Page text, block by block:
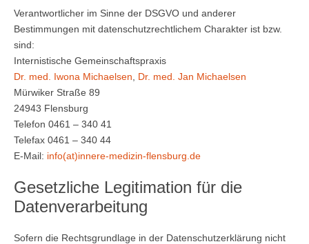
Verantwortlicher im Sinne der DSGVO und anderer
Bestimmungen mit datenschutzrechtlichem Charakter ist bzw.
sind:
Internistische Gemeinschaftspraxis
Dr. med. Iwona Michaelsen
Dr. med. Jan Michaelsen
Mürwiker Straße 89
24943 Flensburg
Telefon 0461 – 340 41
Telefax 0461 – 340 44
E-Mail: info(at)innere-medizin-flensburg.de
Gesetzliche Legitimation für die
Datenverarbeitung
Sofern die Rechtsgrundlage in der Datenschutzerklärung nicht